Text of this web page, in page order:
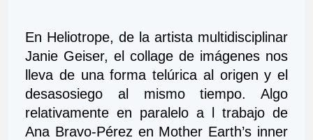
En Heliotrope, de la artista multidisciplinar
Janie Geiser, el collage de imágenes nos
lleva de una forma telúrica al origen y el
desasosiego al mismo tiempo. Algo
relativamente en paralelo a l trabajo de
Ana Bravo-Pérez en Mother Earth’s inner